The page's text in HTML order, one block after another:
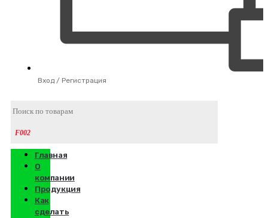
Вход / Регистрация
Главная
О
компании
Продукция
Как
сделать